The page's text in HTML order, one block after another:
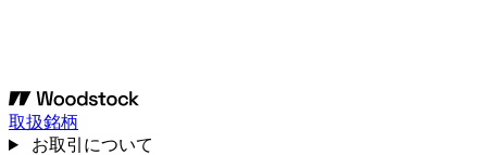
取扱銘柄
お取引について